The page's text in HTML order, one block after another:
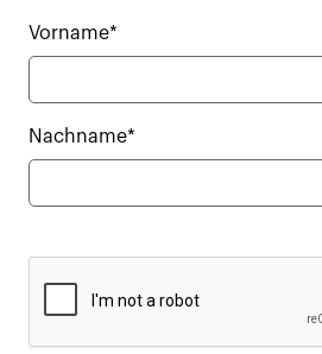
Vorname*
Nachname*